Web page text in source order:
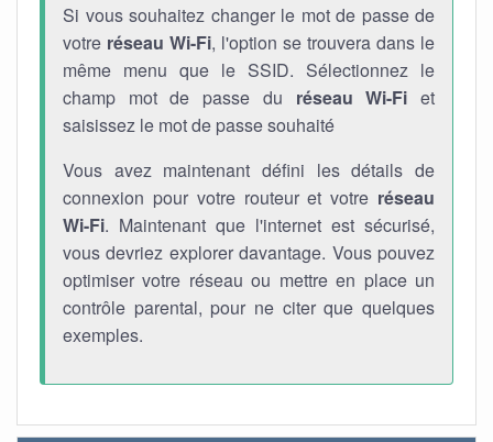
Si vous souhaitez changer le mot de passe de
votre réseau Wi-Fi, l'option se trouvera dans le
même menu que le SSID. Sélectionnez le
champ mot de passe du réseau Wi-Fi et
saisissez le mot de passe souhaité
Vous avez maintenant défini les détails de
connexion pour votre routeur et votre réseau
Wi-Fi. Maintenant que l'internet est sécurisé,
vous devriez explorer davantage. Vous pouvez
optimiser votre réseau ou mettre en place un
contrôle parental, pour ne citer que quelques
exemples.